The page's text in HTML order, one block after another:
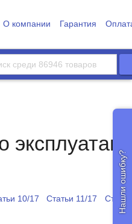
О компании Гарантия
10/17 Статьи 11/17 Нашли ошибку?